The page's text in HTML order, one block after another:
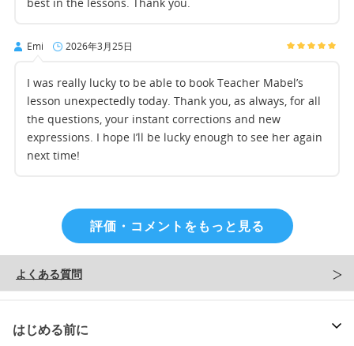
Emi 2026年3月25日
I was really lucky to be able to book Teacher Mabel’s
lesson unexpectedly today. Thank you, as always, for all
the questions, your instant corrections and new
expressions. I hope I’ll be lucky enough to see her again
next time!
評価・コメントをもっと見る
よくある質問
はじめる前に